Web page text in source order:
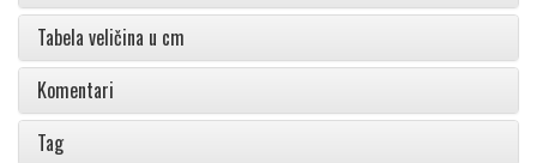
Tabela veličina u cm
Komentari
Tag